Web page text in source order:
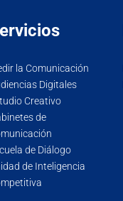
la Comunicación
Digitales
Creativo
de
de Diálogo
de Inteligencia